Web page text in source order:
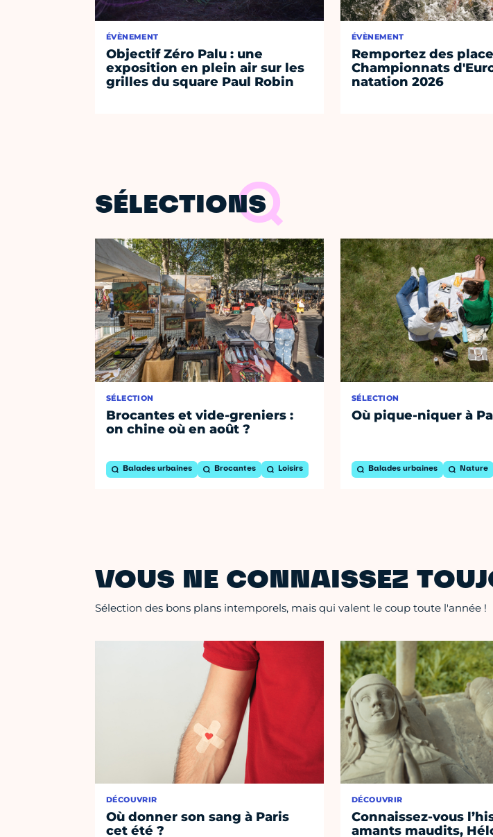
ÉVÈNEMENT
Objectif Zéro Palu : une
exposition en plein air sur les
grilles du square Paul Robin
ÉVÈNEMENT
Remportez des
Championnats
natation 2026
SÉLECTIONS
SÉLECTION
Brocantes et vide-greniers :
on chine où en août ?
Balades urbaines Brocantes Loisirs
SÉLECTION
Où pique-niquer à
Balades urbaines Nature
VOUS NE CONNAISSEZ
Sélection des bons plans intemporels, mais qui valent le coup toute l'année !
DÉCOUVRIR
Où donner son sang à Paris
cet été ?
DÉCOUVRIR
Connaissez-vous
amants maudits,